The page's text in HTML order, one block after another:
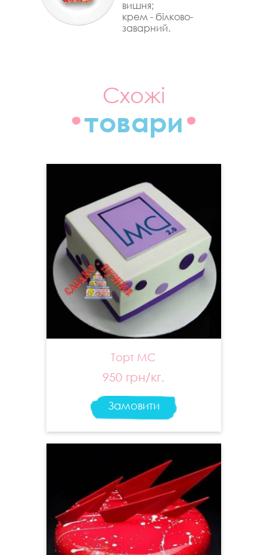
вишня;
крем - білково-
заварний.
Схожі
товари
Торт МС
950 грн/кг.
Замовити